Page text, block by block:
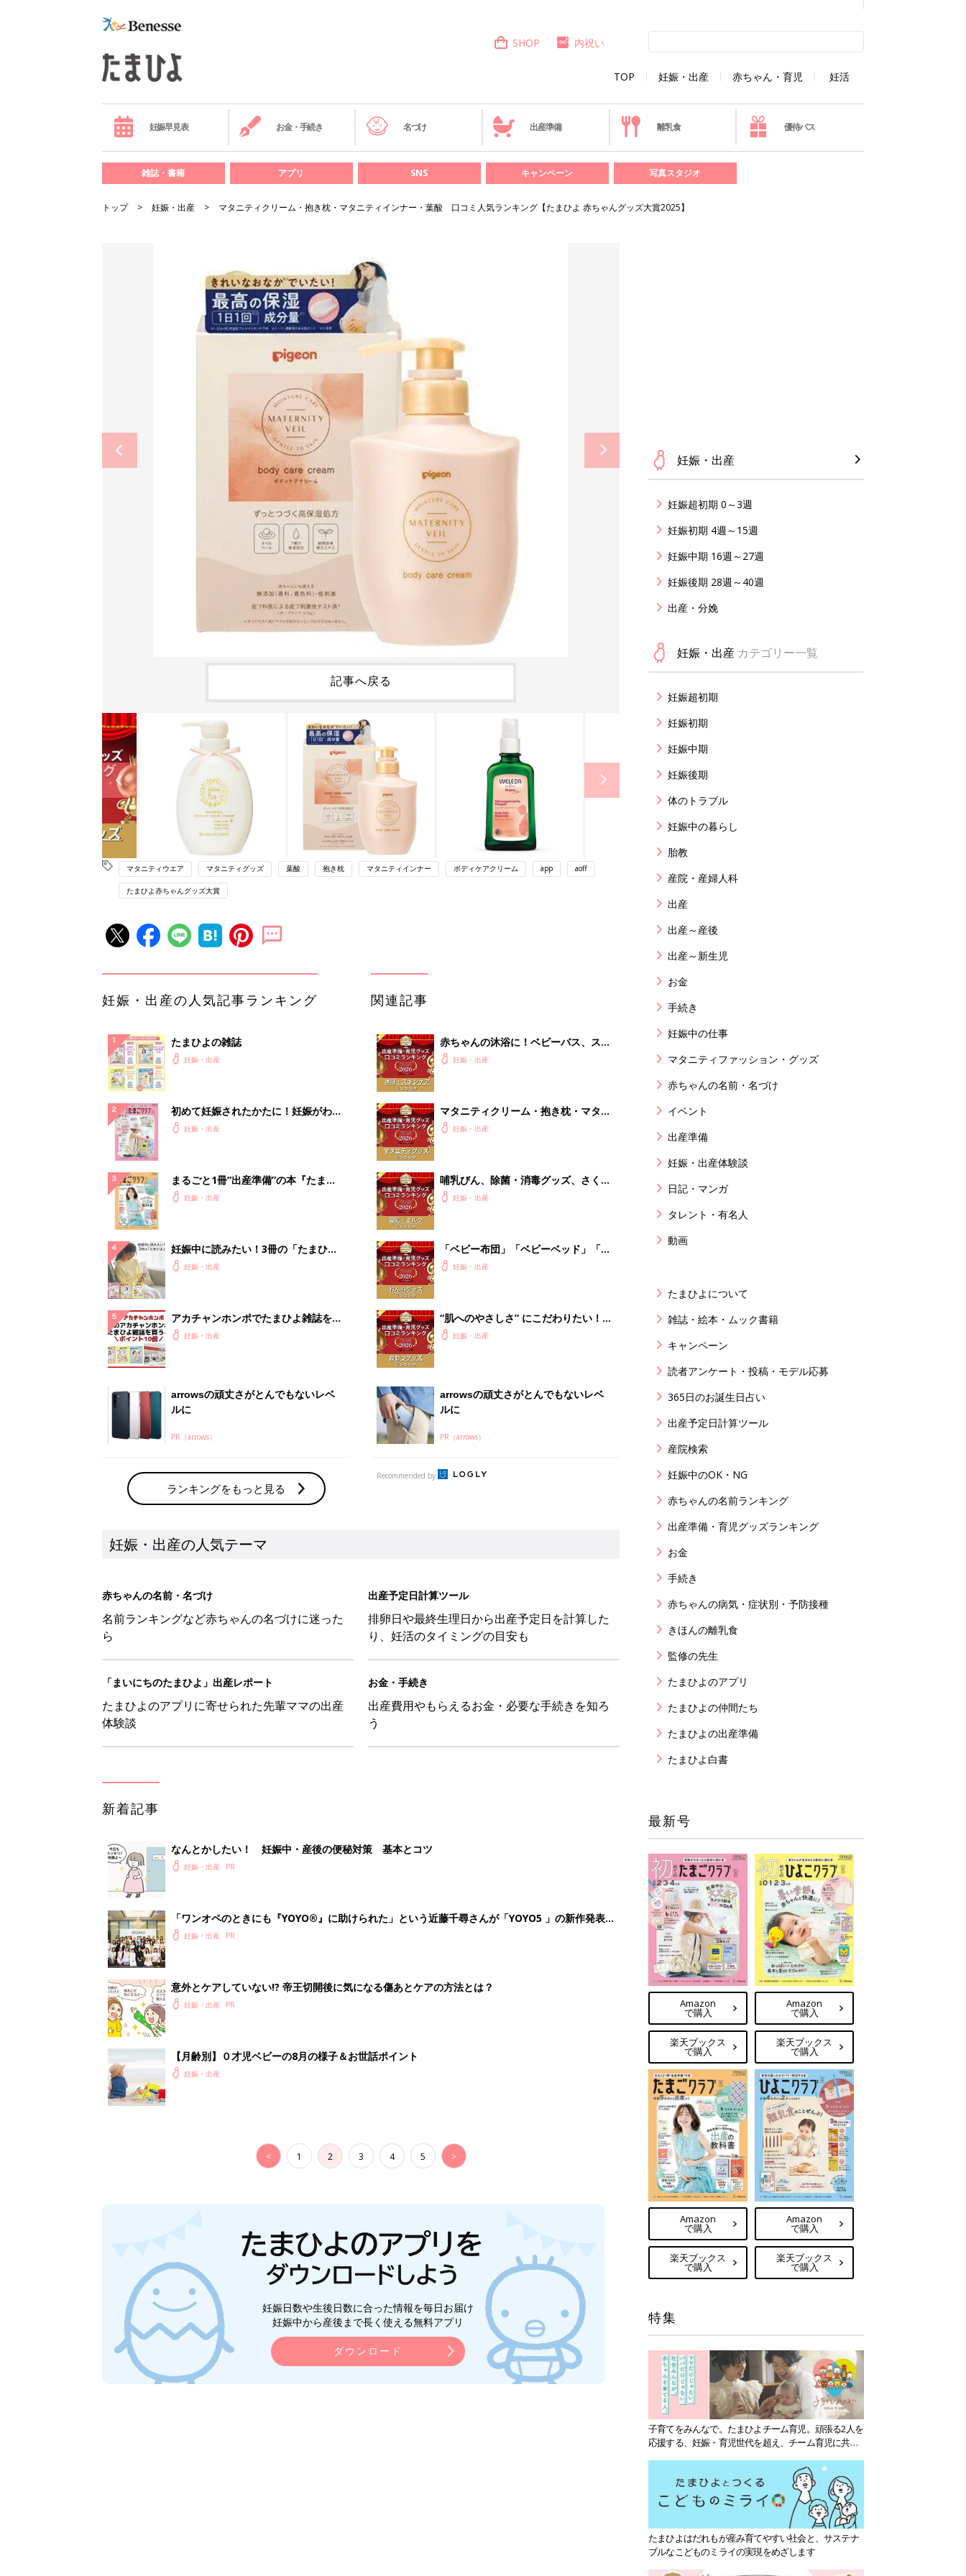
TOP 妊娠・出産 赤ちゃん・育児 妊活
SHOP 内祝い
妊娠早見表 お金・手続き 名づけ 出産準備 離乳食 優待パス
雑誌・書籍 アプリ SNS キャンペーン 写真スタジオ
トップ 妊娠・出産 マタニティクリーム・抱き枕・マタニティインナー・葉酸 口コミ人気ランキング【たまひよ 赤ちゃんグッズ大賞2025】
記事へ戻る
マタニティウエア マタニティグッズ 葉酸 抱き枕 マタニティインナー ボディケアクリーム app aoff
たまひよ赤ちゃんグッズ大賞
妊娠・出産の人気記事ランキング
たまひよの雑誌
妊娠・出産
初めて妊娠されたかたに！妊娠がわか
ったら最初に読む本『初めてのたまご
妊娠・出産
まるごと1冊“出産準備”の本『たまご
クラブ 夏号』〈スペシャル大特集〉
妊娠・出産
妊娠中に読みたい！3冊の「たまひ
よ」妊娠・出産
アカチャンホンポでたまひよ雑誌を買
うとポイント10倍【期間限定】
妊娠・出産
arrowsの頑丈さがとんでもないレベ
ルに
PR（arrows）
ランキングをもっと見る
関連記事
赤ちゃんの沐浴に！ベビーバス、スキ
ンケアグッズ口コミ人気ランキング
妊娠・出産
マタニティクリーム・抱き枕・マタニ
ティインナー・葉酸 口コミ人気ラン
妊娠・出産
哺乳びん、除菌・消毒グッズ、さく乳
器、授乳グッズで最もママ・パパの支
妊娠・出産
「ベビー布団」「ベビーベッド」「バ
ウンサー」赤ちゃんのねんね環境を整
妊娠・出産
“肌へのやさしさ” にこだわりたい！
ママ・パパが選ぶおむつグッズ8選
妊娠・出産
arrowsの頑丈さがとんでもないレベ
ルに
PR（arrows）
Recommended by
妊娠・出産の人気テーマ
赤ちゃんの名前・名づけ
名前ランキングなど赤ちゃんの名づけに迷った
ら
出産予定日計算ツール
排卵日や最終生理日から出産予定日を計算した
り、妊活のタイミングの目安も
「まいにちのたまひよ」出産レポート
たまひよのアプリに寄せられた先輩ママの出産
体験談
お金・手続き
出産費用やもらえるお金・必要な手続きを知ろ
う
新着記事
なんとかしたい！ 妊娠中・産後の便秘対策 基本とコツ
妊娠・出産
「ワンオペのときにも『YOYO®』に助けられた」という近藤千尋さんが「YOYO5 」の新作発表
会に登場。「YOYO®」を愛用し続けている魅力とは!?
妊娠・出産
意外とケアしていない!? 帝王切開後に気になる傷あとケアの方法とは？
妊娠・出産
【月齢別】０才児ベビーの8月の様子＆お世話ポイント
妊娠・出産
< 1 2 3 4 5 >
妊娠日数や生後日数に合った情報を毎日お届け
妊娠中から産後まで長く使える無料アプリ
ダウンロード
妊娠・出産
妊娠超初期 0～3週
妊娠初期 4週～15週
妊娠中期 16週～27週
妊娠後期 28週～40週
出産・分娩
妊娠・出産 カテゴリー一覧
妊娠超初期
妊娠初期
妊娠中期
妊娠後期
体のトラブル
妊娠中の暮らし
胎教
産院・産婦人科
出産
出産～産後
出産～新生児
お金
手続き
妊娠中の仕事
マタニティファッション・グッズ
赤ちゃんの名前・名づけ
イベント
出産準備
妊娠・出産体験談
日記・マンガ
タレント・有名人
動画
たまひよについて
雑誌・絵本・ムック書籍
キャンペーン
読者アンケート・投稿・モデル応募
365日のお誕生日占い
出産予定日計算ツール
産院検索
妊娠中のOK・NG
赤ちゃんの名前ランキング
出産準備・育児グッズランキング
お金
手続き
赤ちゃんの病気・症状別・予防接種
きほんの離乳食
監修の先生
たまひよのアプリ
たまひよの仲間たち
たまひよの出産準備
たまひよ白書
最新号
Amazon
で購入
楽天ブックス
で購入
Amazon
で購入
楽天ブックス
で購入
Amazon
で購入
楽天ブックス
で購入
Amazon
で購入
楽天ブックス
で購入
特集
子育てをみんなで。たまひよチーム育児。頑張る2人を
応援する、妊娠・育児世代を超え、チーム育児に共感
たまひよはだれもが産み育てやすい社会と、サステナ
ブルなこどものミライの実現をめざします